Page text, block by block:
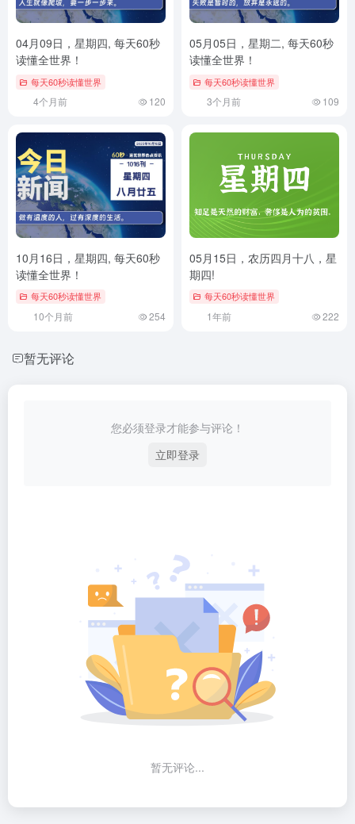
04月09日，星期四, 每天60秒
读懂全世界！
每天60秒读懂世界
4个月前 120
05月05日，星期二, 每天60秒
读懂全世界！
每天60秒读懂世界
3个月前 109
10月16日，星期四, 每天60秒
读懂全世界！
每天60秒读懂世界
10个月前 254
05月15日，农历四月十八，星
期四!
每天60秒读懂世界
1年前 222
暂无评论
您必须登录才能参与评论！
立即登录
暂无评论...